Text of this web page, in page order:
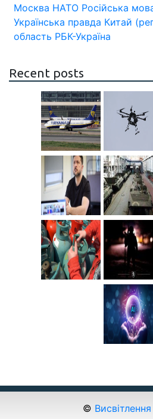
Москва НАТО Російська
Українська правда Китай
область РБК-Україна
Recent posts
©